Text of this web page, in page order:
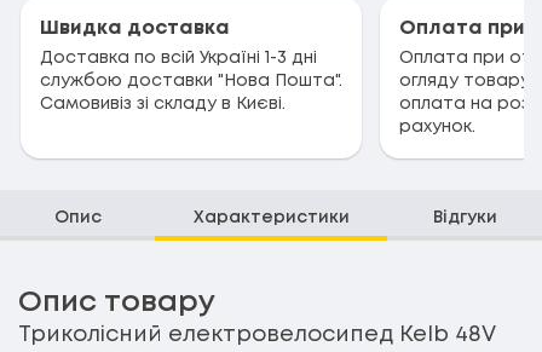
Швидка доставка
Доставка по всій Україні 1-3 дні
службою доставки "Нова Пошта".
Самовивіз зі складу в Києві.
Оплата при
Оплата при
огляду
оплата на
рахунок.
Опис Характеристики Відгуки
Опис товару
Триколісний електровелосипед Kelb 48V